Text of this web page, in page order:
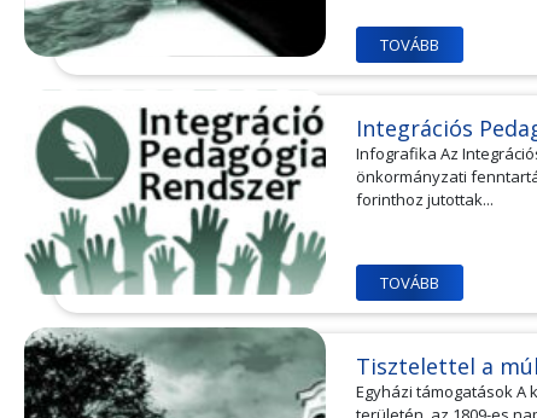
TOVÁBB
Integrációs
Infografika Az
önkormányzati
forinthoz jutottak...
TOVÁBB
Tisztelettel a
Egyházi támogatások A